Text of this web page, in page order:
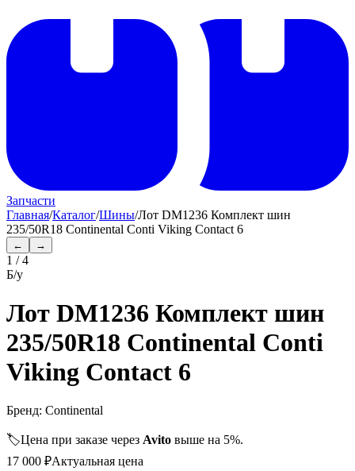
Запчасти
Главная/Каталог/Шины/Лот DM1236 Комплект шин
235/50R18 Continental Conti Viking Contact 6
← →
1 /4
Б/у
Лот DM1236 Комплект шин
235/50R18 Continental Conti
Viking Contact 6
Бренд: Continental
🏷️Цена при заказе через Avito выше на 5%.
17 000 ₽Актуальная цена